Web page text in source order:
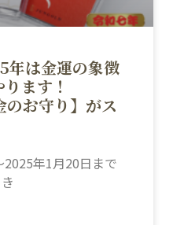
年は金運の象徴
ます！
お守り】がス
年1月20日まで